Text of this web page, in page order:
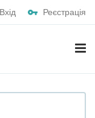
Вхід Реєстрація